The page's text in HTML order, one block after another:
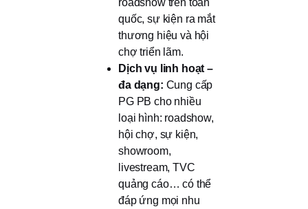
roadshow trên toàn
quốc, sự kiện ra mắt
thương hiệu và hội
chợ triển lãm.
Dịch vụ linh hoạt –
đa dạng: Cung cấp
PG PB cho nhiều
loại hình: roadshow,
hội chợ, sự kiện,
showroom,
livestream, TVC
quảng cáo… có thể
đáp ứng mọi nhu